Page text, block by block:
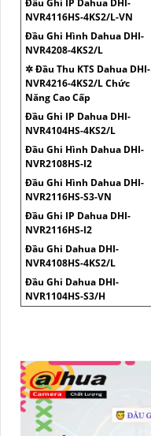
Đầu Ghi IP Dahua DHI-
NVR4116HS-4KS2/L-VN
Đầu Ghi Hình Dahua DHI-
NVR4208-4KS2/L
✲ Đầu Thu KTS Dahua DHI-
NVR4216-4KS2/L Chức
Năng Cao Cấp
Đầu Ghi IP Dahua DHI-
NVR4104HS-4KS2/L
Đầu Ghi Hình Dahua DHI-
NVR2108HS-I2
Đầu Ghi Hình Dahua DHI-
NVR2116HS-S3-VN
Đầu Ghi IP Dahua DHI-
NVR2116HS-I2
Đầu Ghi Dahua DHI-
NVR4108HS-4KS2/L
Đầu Ghi Dahua DHI-
NVR1104HS-S3/H